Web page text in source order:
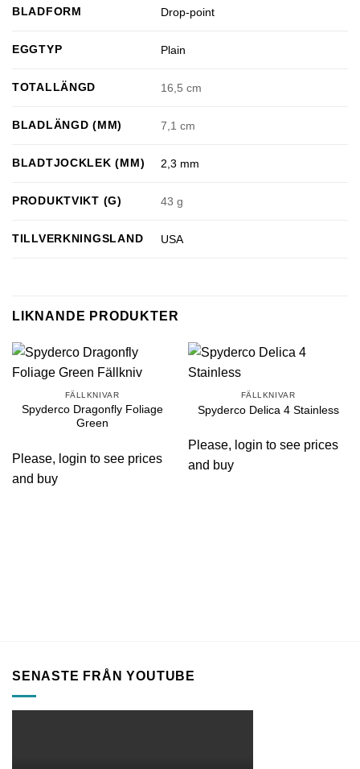
BLADFORM Drop-point
EGGTYP Plain
TOTALLÄNGD 16,5 cm
BLADLÄNGD (MM) 7,1 cm
BLADTJOCKLEK (MM) 2,3 mm
PRODUKTVIKT (G) 43 g
TILLVERKNINGSLAND USA
LIKNANDE PRODUKTER
FÄLLKNIVAR
Spyderco Dragonfly Foliage
Green
Please, login to see prices
and buy
FÄLLKNIVAR
Spyderco Delica 4 Stainless
Please, login to see prices
and buy
SENASTE FRÅN YOUTUBE